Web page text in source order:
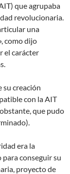
que agrupaba
revolucionaria.
una
como dijo
el carácter
su creación
con la AIT
que pudo
era la
conseguir su
proyecto de